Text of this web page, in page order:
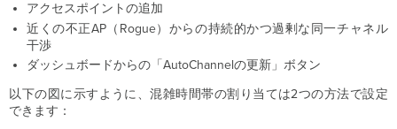
アクセスポイントの追加
近くの不正AP（Rogue）からの持続的かつ過剰な同一チャネル
干渉
ダッシュボードからの「AutoChannelの更新」ボタン
以下の図に示すように、混雑時間帯の割り当ては2つの方法で設定
できます：